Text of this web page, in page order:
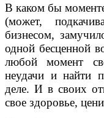
В каком бы
(может,
бизнесом,
одной бесценной
любой момент
неудачи и найти
деле. И в своих
свое здоровье,